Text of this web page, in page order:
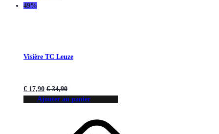
49%
Visière TC Leuze
€ 17,90 €34,90
Ajouter au panier